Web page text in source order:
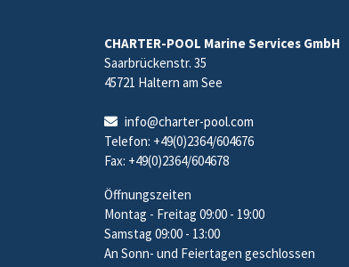
CHARTER-POOL Marine Services GmbH
Saarbrückenstr. 35
45721 Haltern am See
info@charter-pool.com
Telefon: +49(0)2364/604676
Fax: +49(0)2364/604678
Öffnungszeiten
Montag - Freitag 09:00 - 19:00
Samstag 09:00 - 13:00
An Sonn- und Feiertagen geschlossen